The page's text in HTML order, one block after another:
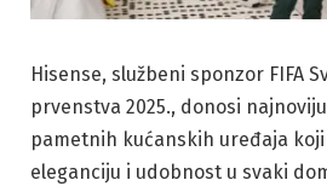
Hisense, službeni sponzor FIFA
prvenstva 2025., donosi
pametnih kućanskih uređaja
eleganciju i udobnost u svaki